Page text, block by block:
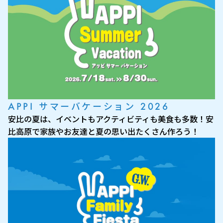
APPI サマーバケーション 2026
安比の夏は、イベントもアクティビティも美食も多数！安
比高原で家族やお友達と夏の思い出たくさん作ろう！